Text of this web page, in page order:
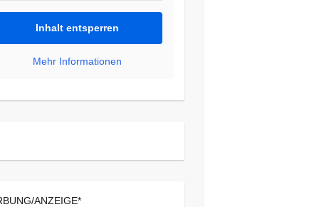
Inhalt entsperren
Mehr Informationen
ANZEIGE*